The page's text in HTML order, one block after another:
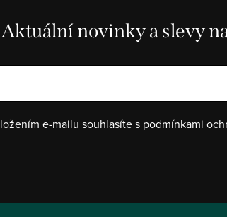
Aktuální novinky a slevy
e-mailu souhlasíte s podmínkami